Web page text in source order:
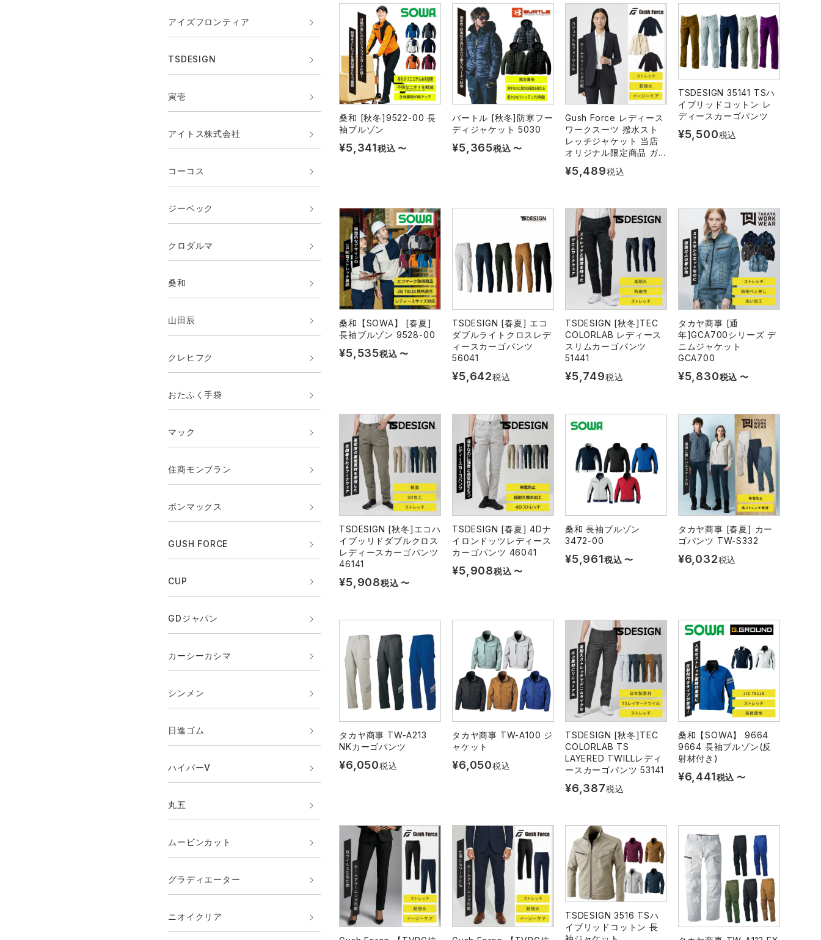
アイズフロンティア
TSDESIGN
寅壱
アイトス株式会社
コーコス
ジーベック
クロダルマ
桑和
山田辰
クレヒフク
おたふく手袋
マック
住商モンブラン
ボンマックス
GUSH FORCE
CUP
GDジャパン
カーシーカシマ
シンメン
日進ゴム
ハイパーV
丸五
ムービンカット
グラディエーター
ニオイクリア
桑和 [秋冬]9522-00 長
袖ブルゾン
¥5,341税込 〜
バートル [秋冬]防寒フー
ディジャケット 5030
¥5,365税込 〜
Gush Force レディース
ワークスーツ 撥水スト
レッチジャケット 当店
オリジナル限定商品 ガ
ッシュフォース GF-008
¥5,489税込
TSDESIGN 35141 TSハ
イブリッドコットン レ
ディースカーゴパンツ
¥5,500税込
桑和【SOWA】 [春夏]
長袖ブルゾン 9528-00
¥5,535税込 〜
TSDESIGN [春夏] エコ
ダブルライトクロスレデ
ィースカーゴパンツ
56041
¥5,642税込
TSDESIGN [秋冬]TEC
COLORLAB レディース
スリムカーゴパンツ
51441
¥5,749税込
タカヤ商事 [通
年]GCA700シリーズ デ
ニムジャケット
GCA700
¥5,830税込 〜
TSDESIGN [秋冬]エコハ
イブッリドダブルクロス
レディースカーゴパンツ
46141
¥5,908税込 〜
TSDESIGN [春夏] 4Dナ
イロンドッツレディース
カーゴパンツ 46041
¥5,908税込 〜
桑和 長袖ブルゾン
3472-00
¥5,961税込 〜
タカヤ商事 [春夏] カー
ゴパンツ TW-S332
¥6,032税込
タカヤ商事 TW-A213
NKカーゴパンツ
¥6,050税込
タカヤ商事 TW-A100 ジ
ャケット
¥6,050税込
TSDESIGN [秋冬]TEC
COLORLAB TS
LAYERED TWILLレディ
ースカーゴパンツ 53141
¥6,387税込
桑和【SOWA】 9664
9664 長袖ブルゾン(反
射材付き)
¥6,441税込 〜
TSDESIGN 3516 TSハ
イブリッドコットン 長